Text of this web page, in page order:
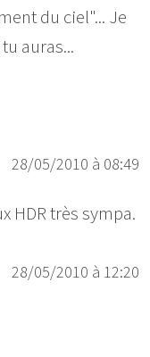
du ciel"... Je
auras...
28/05/2010 à 08:49
HDR très sympa.
28/05/2010 à 12:20